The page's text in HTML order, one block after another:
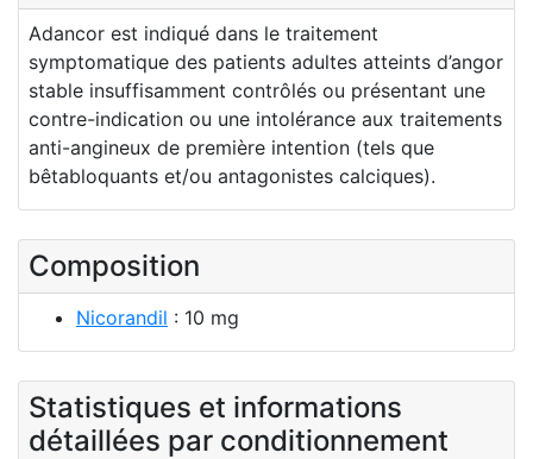
Adancor est indiqué dans le traitement
symptomatique des patients adultes atteints d’angor
stable insuffisamment contrôlés ou présentant une
contre-indication ou une intolérance aux traitements
anti-angineux de première intention (tels que
bêtabloquants et/ou antagonistes calciques).
Composition
Nicorandil : 10 mg
Statistiques et informations
détaillées par conditionnement